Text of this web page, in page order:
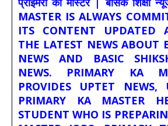
MASTER IS ALWAYS
ITS CONTENT UPDATED
THE LATEST NEWS ABOUT
NEWS AND BASIC
NEWS. PRIMARY KA
PROVIDES UPTET NEWS,
PRIMARY KA MASTER
STUDENT WHO IS